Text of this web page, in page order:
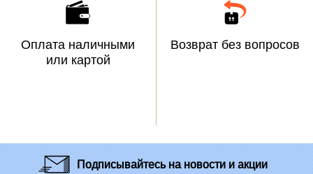
Оплата наличными
или картой
Возврат без вопросов
Подписывайтесьна новости и акции